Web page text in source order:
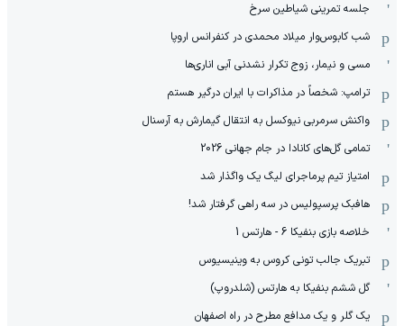
جلسه تمرینی شیاطین سرخ
شب کابوس‌وار میلاد محمدی در کنفرانس اروپا
مسی و نیمار، زوج تکرار نشدنی آبی اناری‌ها
ترامپ: شخصاً در مذاکرات با ایران درگیر هستم
واکنش سرمربی نیوکسل به انتقال گیمارش به آرسنال
تمامی گل‌های کانادا در جام جهانی 2026
امتیاز تیم پرماجرای لیگ یک واگذار شد
هافبک پرسپولیس در سه راهی گرفتار شد!
خلاصه بازی بنفیکا 6 - هارتس 1
تبریک جالب تونی کروس به وینیسیوس
گل ششم بنفیکا به هارتس (شلدروپ)
یک گلر و یک مدافع مطرح در راه اصفهان